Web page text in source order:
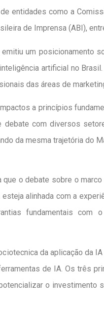
entidades como a
de Imprensa (ABI),
um posicionamento
artificial no
das áreas de
a princípios
debate com diversos
da mesma trajetória do
o debate sobre o
alinhada com a
fundamentais com
da aplicação da
de IA. Os três
o investimento